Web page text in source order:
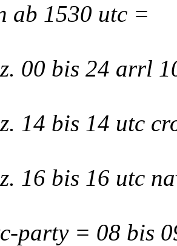
ab 1530 utc =
00 bis 24 arrl
14 bis 14 utc
16 bis 16 utc
party = 08 bis